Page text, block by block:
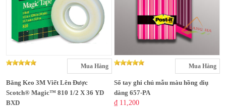
Mua Hàng
Băng Keo 3M Viết Lên Được
Scotch® Magic™ 810 1/2 X 36 YD
BXD
Mua Hàng
Sổ tay ghi chú mẫu màu hồng diụ
dàng 657-PA
₫ 11,200